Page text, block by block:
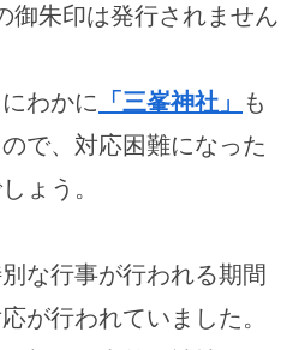
御朱印は発行されません
わかに 「三峯神社」 も
で、対応困難になった
ょう。
な行事が行われる期間
が行われていました。